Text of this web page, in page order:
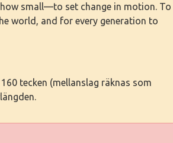
small—to set change in motion. To
world, and for every generation to
tecken (mellanslag räknas som